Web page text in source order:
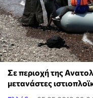
Σε περιοχή της
μετανάστες